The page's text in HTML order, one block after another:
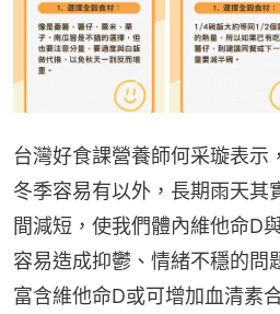
台灣好食課營養師何采璇表示
冬季容易有以外，長期雨天其
間減短，使我們體內維他命D
容易造成抑鬱、情緒不穩的問
富含維他命D或可增加血清素